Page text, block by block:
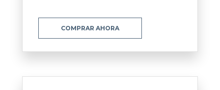
COMPRAR AHORA